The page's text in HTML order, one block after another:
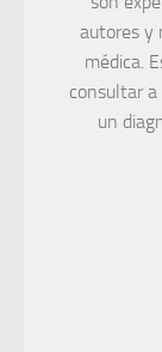
autores y
médica.
consultar a
un